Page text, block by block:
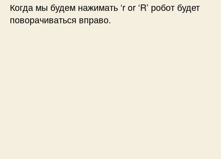
Когда мы будем нажимать ‘r or ‘R’ робот будет
поворачиваться вправо.